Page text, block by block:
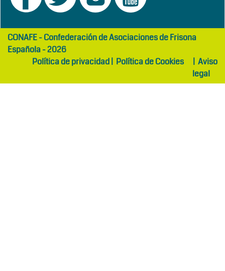
girls
abaya
maltepe
otelCONAFE - Confederación de Asociaciones de Frisona
Española - 2026
Política de privacidad| Política de Cookies | Aviso
legal